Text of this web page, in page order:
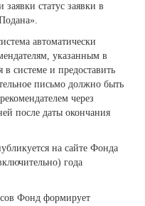
статус заявки в
автоматически
указанным в
в системе и предоставить
письмо должно быть
через
после даты окончания
на сайте Фонда
года
Фонд формирует